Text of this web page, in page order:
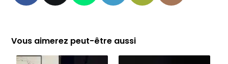
Vous aimerez peut-être aussi